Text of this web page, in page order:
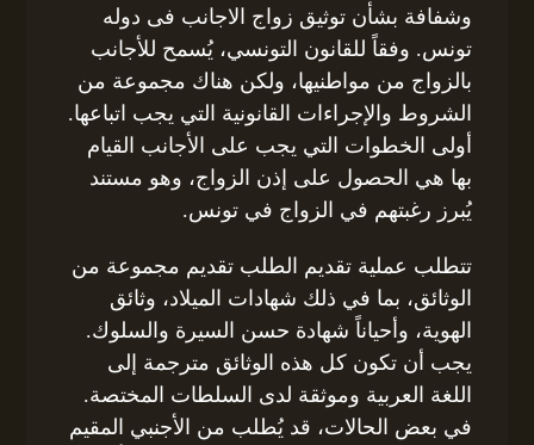
وشفافة بشأن توثيق زواج الاجانب فى دوله
تونس. وفقاً للقانون التونسي، يُسمح للأجانب
بالزواج من مواطنيها، ولكن هناك مجموعة من
الشروط والإجراءات القانونية التي يجب اتباعها.
أولى الخطوات التي يجب على الأجانب القيام
بها هي الحصول على إذن الزواج، وهو مستند
يُبرز رغبتهم في الزواج في تونس.
تتطلب عملية تقديم الطلب تقديم مجموعة من
الوثائق، بما في ذلك شهادات الميلاد، وثائق
الهوية، وأحياناً شهادة حسن السيرة والسلوك.
يجب أن تكون كل هذه الوثائق مترجمة إلى
اللغة العربية وموثقة لدى السلطات المختصة.
في بعض الحالات، قد يُطلب من الأجنبي المقيم